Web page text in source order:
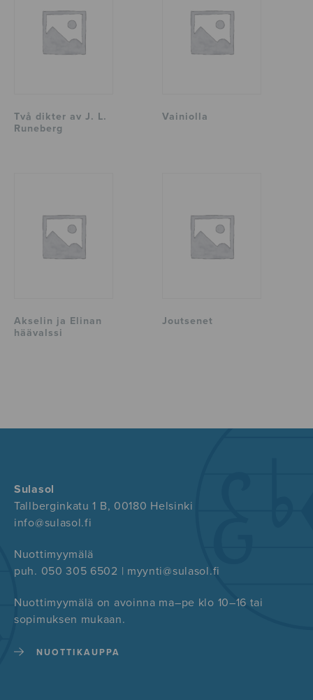
Två dikter av J. L.
Runeberg
Vainiolla
Akselin ja Elinan
häävalssi
Joutsenet
Sulasol
Tallberginkatu 1 B, 00180 Helsinki
info@sulasol.fi
Nuottimyymälä
puh. 050 305 6502 | myynti@sulasol.fi
Nuottimyymälä on avoinna ma–pe klo 10–16 tai
sopimuksen mukaan.
NUOTTIKAUPPA